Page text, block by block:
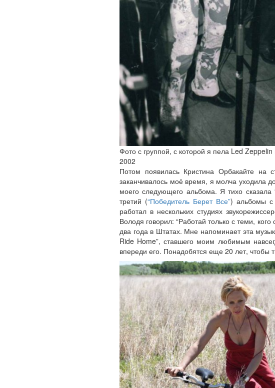
Фото с группой, с которой я пела Led
2002
Потом появилась Кристина Орбакайте на
заканчивалось моё время, я молча уходила
моего следующего альбома. Я тихо сказала
третий (“Победитель Берет Все”) альбомы с
работал в нескольких студиях
Володя говорил: “Работай только с теми,
два года в Штатах. Мне напоминает эта
Ride Home”, ставшего моим любимым
впереди его. Понадобятся еще 20 лет, чтобы